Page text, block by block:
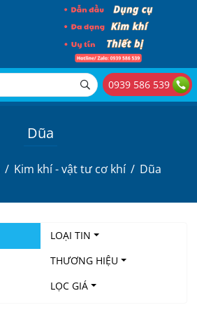
0939 586 539
Dũa
Kim khí - vật tư cơ khí Dũa
LOẠI TIN
THƯƠNG HIỆU
LỌC GIÁ